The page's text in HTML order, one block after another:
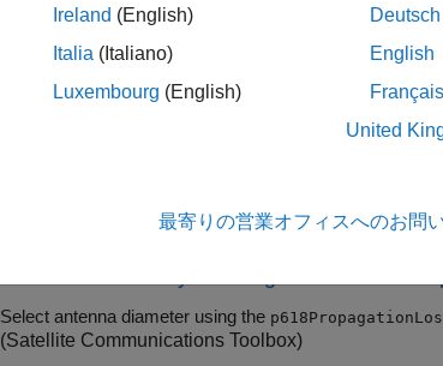
createAntenna Create dual-reflector
Calculate maximum
Select antenna diameter using the
(Satellite Communications Toolbox)
Ireland (English)
Italia (Italiano)
Luxembourg (English)
Deutsch
English
Français
United
最寄りの営業オフィスへのお問